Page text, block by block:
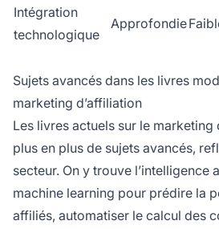
Intégration
technologique
Approfondie
Sujets avancés dans les livres
marketing d’affiliation
Les livres actuels sur le marketing
plus en plus de sujets avancés,
secteur. On y trouve l’intelligence
machine learning pour prédire la
affiliés, automatiser le calcul des